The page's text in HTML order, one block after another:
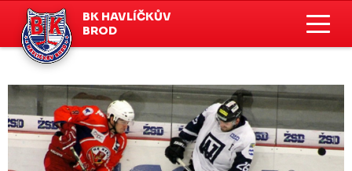
BK HAVLÍČKŮV
BROD